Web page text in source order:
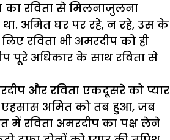
का रविता से मिलनाजुलना
अमित घर पर रहे, न रहे, उस के
रविता भी अमरदीप को ही
पूरे अधिकार के साथ रविता से
और रविता एकदूसरे को प्यार
अमित को तब हुआ, जब
में रविता अमरदीप का पक्ष लेने